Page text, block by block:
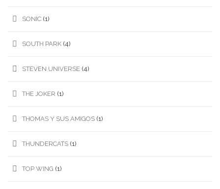
SONIC (1)
SOUTH PARK (4)
STEVEN UNIVERSE (4)
THE JOKER (1)
THOMAS Y SUS AMIGOS (1)
THUNDERCATS (1)
TOP WING (1)